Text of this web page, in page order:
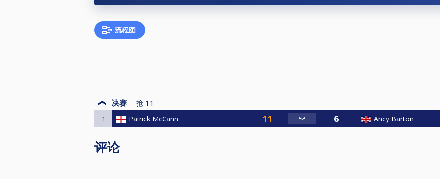
流程图
决赛 抢 11
1 Patrick McCann Andy Barton
评论